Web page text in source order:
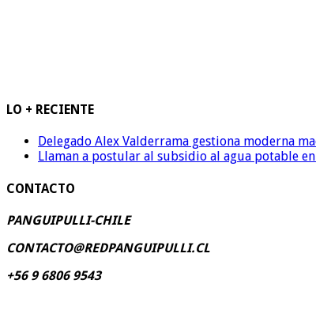
LO + RECIENTE
Delegado Alex Valderrama gestiona moderna
Llaman a postular al subsidio al agua potable
CONTACTO
PANGUIPULLI-CHILE
CONTACTO@REDPANGUIPULLI.CL
+56 9 6806 9543